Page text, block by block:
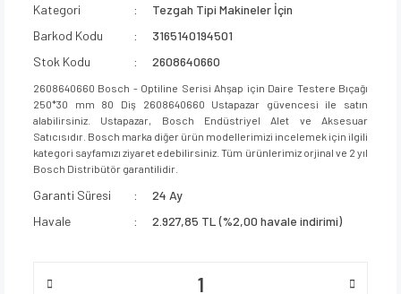
Kategori
Tezgah Tipi Makineler İçin
Barkod Kodu
3165140194501
Stok Kodu
2608640660
2608640660 Bosch - Optiline Serisi Ahşap için Daire Testere Bıçağı
250*30 mm 80 Diş 2608640660 Ustapazar güvencesi ile satın
alabilirsiniz. Ustapazar, Bosch Endüstriyel Alet ve Aksesuar
Satıcısıdır. Bosch marka diğer ürün modellerimizi incelemek için ilgili
kategori sayfamızı ziyaret edebilirsiniz. Tüm ürünlerimiz orjinal ve 2 yıl
Bosch Distribütör garantilidir.
Garanti Süresi
24 Ay
Havale
2.927,85 TL (%2,00 havale indirimi)